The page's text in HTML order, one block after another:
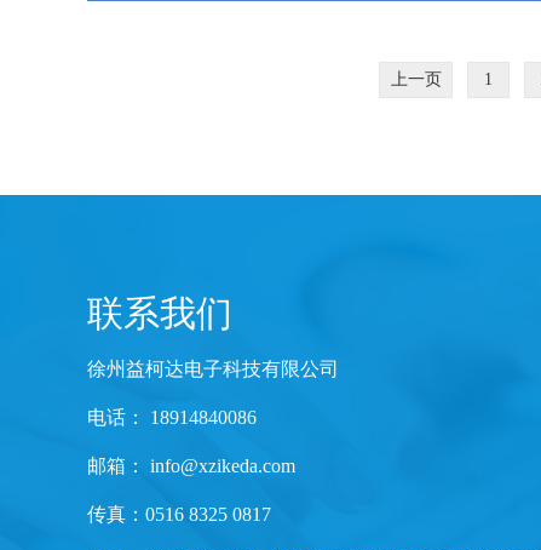
上一页 1
联系我们
徐州益柯达电子科技有限公司
电话： 18914840086
邮箱： info@xzikeda.com
传真：0516 8325 0817